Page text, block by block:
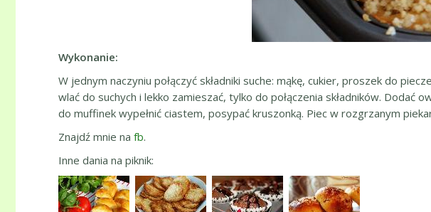
Wykonanie:
W jednym naczyniu połączyć składniki suche: mąkę, cukier, proszek do
wlać do suchych i lekko zamieszać, tylko do połączenia składników.
do muffinek wypełnić ciastem, posypać kruszonką. Piec w rozgrzanym
Znajdź mnie na fb.
Inne dania na piknik: